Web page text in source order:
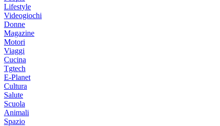
Lifestyle
Videogiochi
Donne
Magazine
Motori
Viaggi
Cucina
Tgtech
E-Planet
Cultura
Salute
Scuola
Animali
Spazio